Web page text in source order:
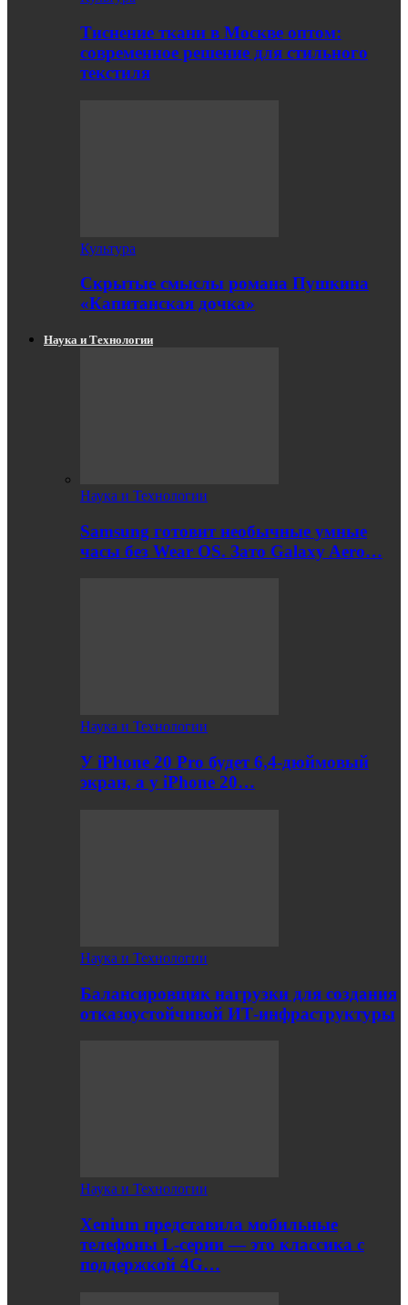
Тиснение ткани в Москве оптом:
современное решение для стильного
текстиля
Культура
Скрытые смыслы романа Пушкина
«Капитанская дочка»
Наука и Технологии
Наука и Технологии
Samsung готовит необычные умные
часы без Wear OS. Зато Galaxy Aero…
Наука и Технологии
У iPhone 20 Pro будет 6,4-дюймовый
экран, а у iPhone 20…
Наука и Технологии
Балансировщик нагрузки для создания
отказоустойчивой ИТ-инфраструктуры
Наука и Технологии
Xenium представила мобильные
телефоны L-серии — это классика с
поддержкой 4G…